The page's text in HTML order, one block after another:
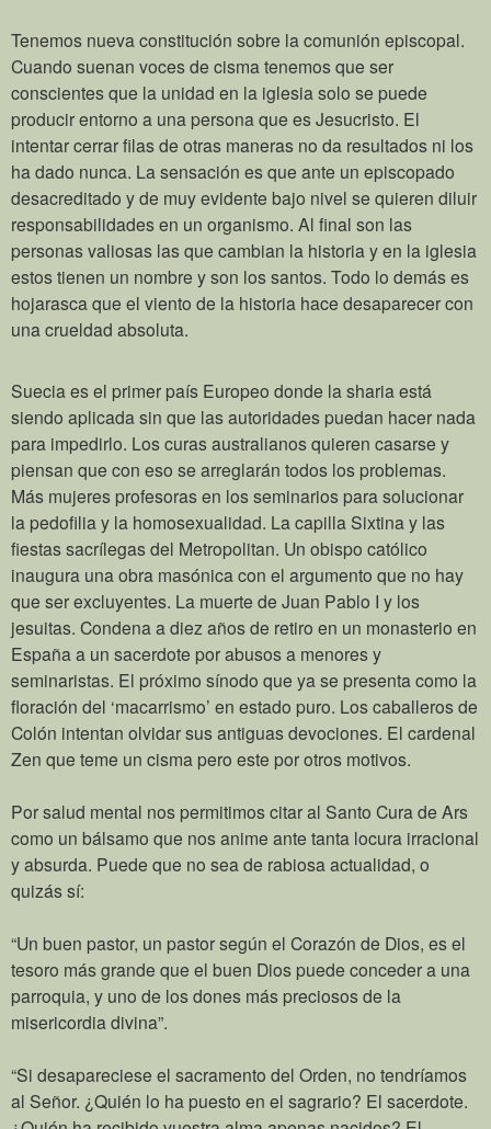
Tenemos nueva constitución sobre la comunión episcopal.
Cuando suenan voces de cisma tenemos que ser
conscientes que la unidad en la iglesia solo se puede
producir entorno a una persona que es Jesucristo. El
intentar cerrar filas de otras maneras no da resultados ni los
ha dado nunca. La sensación es que ante un episcopado
desacreditado y de muy evidente bajo nivel se quieren diluir
responsabilidades en un organismo. Al final son las
personas valiosas las que cambian la historia y en la iglesia
estos tienen un nombre y son los santos. Todo lo demás es
hojarasca que el viento de la historia hace desaparecer con
una crueldad absoluta.
Suecia es el primer país Europeo donde la sharia está
siendo aplicada sin que las autoridades puedan hacer nada
para impedirlo. Los curas australianos quieren casarse y
piensan que con eso se arreglarán todos los problemas.
Más mujeres profesoras en los seminarios para solucionar
la pedofilia y la homosexualidad. La capilla Sixtina y las
fiestas sacrílegas del Metropolitan. Un obispo católico
inaugura una obra masónica con el argumento que no hay
que ser excluyentes. La muerte de Juan Pablo I y los
jesuitas. Condena a diez años de retiro en un monasterio en
España a un sacerdote por abusos a menores y
seminaristas. El próximo sínodo que ya se presenta como la
floración del ‘macarrismo’ en estado puro. Los caballeros de
Colón intentan olvidar sus antiguas devociones. El cardenal
Zen que teme un cisma pero este por otros motivos.
Por salud mental nos permitimos citar al Santo Cura de Ars
como un bálsamo que nos anime ante tanta locura irracional
y absurda. Puede que no sea de rabiosa actualidad, o
quizás sí:
“Un buen pastor, un pastor según el Corazón de Dios, es el
tesoro más grande que el buen Dios puede conceder a una
parroquia, y uno de los dones más preciosos de la
misericordia divina”.
“Si desapareciese el sacramento del Orden, no tendríamos
al Señor. ¿Quién lo ha puesto en el sagrario? El sacerdote.